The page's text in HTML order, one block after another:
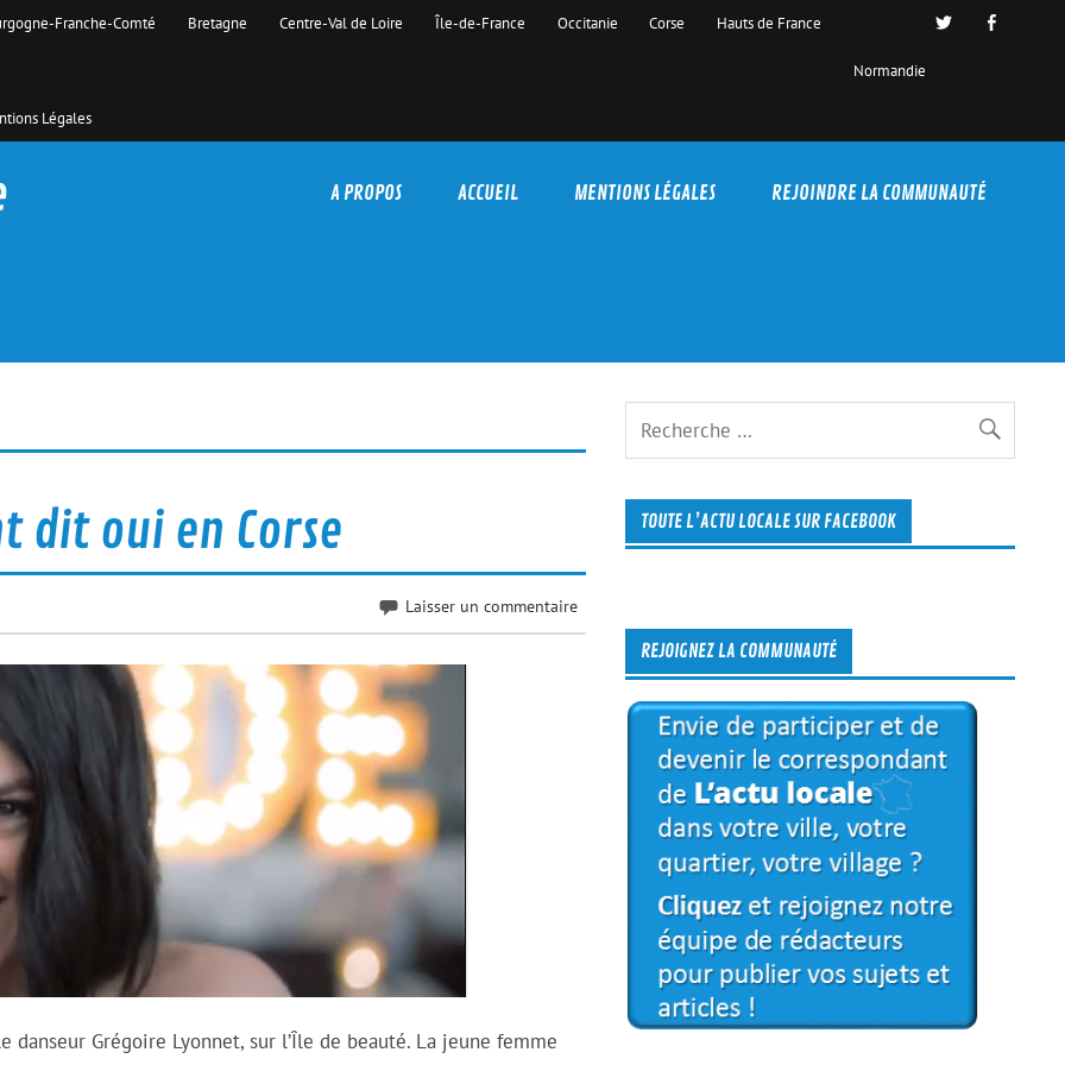
Franche-Comté Bretagne Centre-Val de Loire Île-de-France Occitanie Corse Hauts de France
Normandie
Légales
A PROPOS ACCUEIL MENTIONS LÉGALES REJOINDRE LA COMMUNAUTÉ
dit oui en Corse
Laisser un commentaire
danseur Grégoire Lyonnet, sur l’Île de beauté. La jeune femme
TOUTE L’ACTU LOCALE SUR FACEBOOK
REJOIGNEZ LA COMMUNAUTÉ